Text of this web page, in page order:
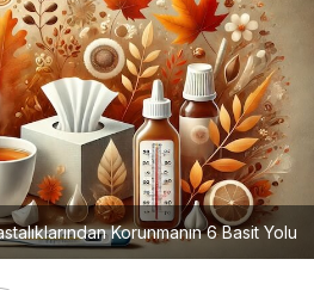
Korunmanın 6 Basit Yolu